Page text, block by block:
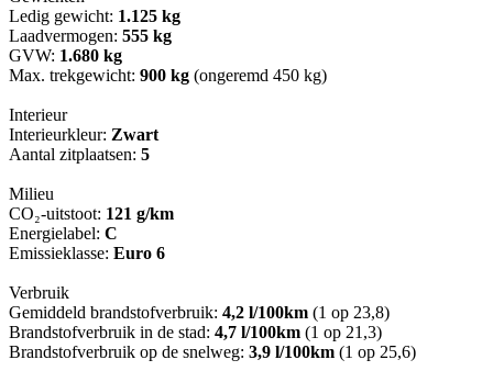
Ledig gewicht: 1.125 kg
Laadvermogen: 555 kg
GVW: 1.680 kg
Max. trekgewicht: 900 kg (ongeremd 450 kg)
Interieur
Interieurkleur: Zwart
Aantal zitplaatsen: 5
Milieu
CO₂-uitstoot: 121 g/km
Energielabel: C
Emissieklasse: Euro 6
Verbruik
Gemiddeld brandstofverbruik: 4,2 l/100km (1 op 23,8)
Brandstofverbruik in de stad: 4,7 l/100km (1 op 21,3)
Brandstofverbruik op de snelweg: 3,9 l/100km (1 op 25,6)